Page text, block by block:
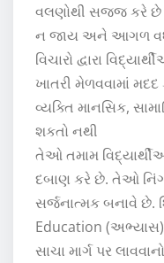
વલણોથી સજ્જ કરે છે
ન જાય અને આગળ
વિચારો દ્વારા
ખાતરી મેળવવામાં મદદ
વ્યક્તિ માનસિક,
શકતો નથી
તેઓ તમામ
દબાણ કરે છે. તેઓ
સર્જનાત્મક બનાવે છે.
Education
સાચા માર્ગ પર